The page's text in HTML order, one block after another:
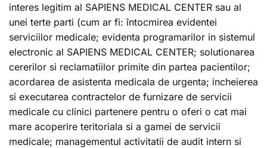
interes legitim al SAPIENS MEDICAL CENTER sau al
unei terte parti (cum ar fi: întocmirea evidentei
serviciilor medicale; evidenta programarilor in sistemul
electronic al SAPIENS MEDICAL CENTER; solutionarea
cererilor si reclamatiilor primite din partea pacientilor;
acordarea de asistenta medicala de urgenta; incheierea
si executarea contractelor de furnizare de servicii
medicale cu clinici partenere pentru o oferi o cat mai
mare acoperire teritoriala si a gamei de servicii
medicale; managementul activitatii de audit intern si